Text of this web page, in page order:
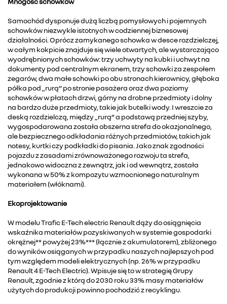
Samochód dysponuje dużą liczbą pomysłowych i pojemnych
schowków niezwykle istotnych w codziennej biznesowej
działalności. Oprócz zamykanego schowka w desce rozdzielczej,
w całym kokpicie znajduje się wiele otwartych, ale wystarczająco
wyodrębnionych schowków: trzy uchwyty na kubki i uchwyt na
dokumenty pod centralnym ekranem, trzy schowki za zespołem
zegarów, dwa małe schowki po obu stronach kierownicy, głęboka
półka pod „rurą” po stronie pasażera oraz dwa poziomy
schowków w płatach drzwi, górny na drobne przedmioty i dolny
na bardzo duże przedmioty, takie jak butelki wody. I wreszcie za
deską rozdzielczą, między „rurą” a podstawą przedniej szyby,
wygospodarowana została obszerna strefa do okazjonalnego,
ale bezpiecznego odkładania różnych przedmiotów, takich jak
notesy, kurtki czy podkładki do pisania. Jako znak zgodności
pojazdu z zasadami zrównoważonego rozwoju ta strefa,
jednakowo widoczna z zewnątrz, jak i od wewnątrz, została
wykonana w 50% z kompozytu wzmocnionego naturalnym
materiałem (włóknami).
Ekoprojektowanie
W modelu Trafic E-Tech electric Renault dąży do osiągnięcia
wskaźnika materiałów pozyskiwanych w systemie gospodarki
okrężnej** powyżej 23%*** (łącznie z akumulatorem), zbliżonego
do wyników osiąganych w przypadku naszych najlepszych pod
tym względem modeli elektrycznych (np. 26% w przypadku
Renault 4 E-Tech Electric). Wpisuje się to w strategię Grupy
Renault, zgodnie z którą do 2030 roku 33% masy materiałów
użytych do produkcji powinno pochodzić z recyklingu.